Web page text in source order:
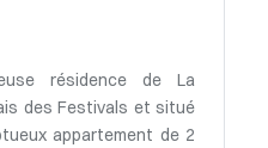
résidence de La
des Festivals et situé
appartement de 2